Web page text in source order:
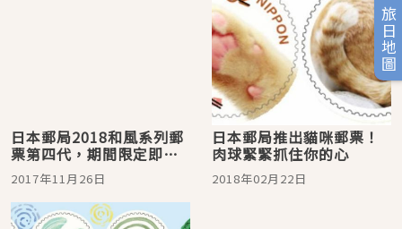
旅日地圖
日本郵局2018和風系列郵
票第四代，期間限定即將
販售！
2017年11月26日
日本郵局推出貓咪郵票！
肉球緊緊抓住你的心
2018年02月22日